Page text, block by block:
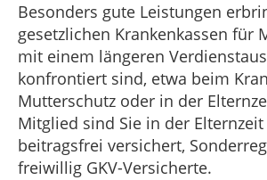
Besonders gute Leistungen
gesetzlichen Krankenkassen für
mit einem längeren
konfrontiert sind, etwa beim
Mutterschutz oder in der
Mitglied sind Sie in der
beitragsfrei versichert,
freiwillig GKV-Versicherte.